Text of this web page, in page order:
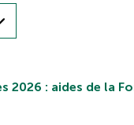
2026 : aides de la